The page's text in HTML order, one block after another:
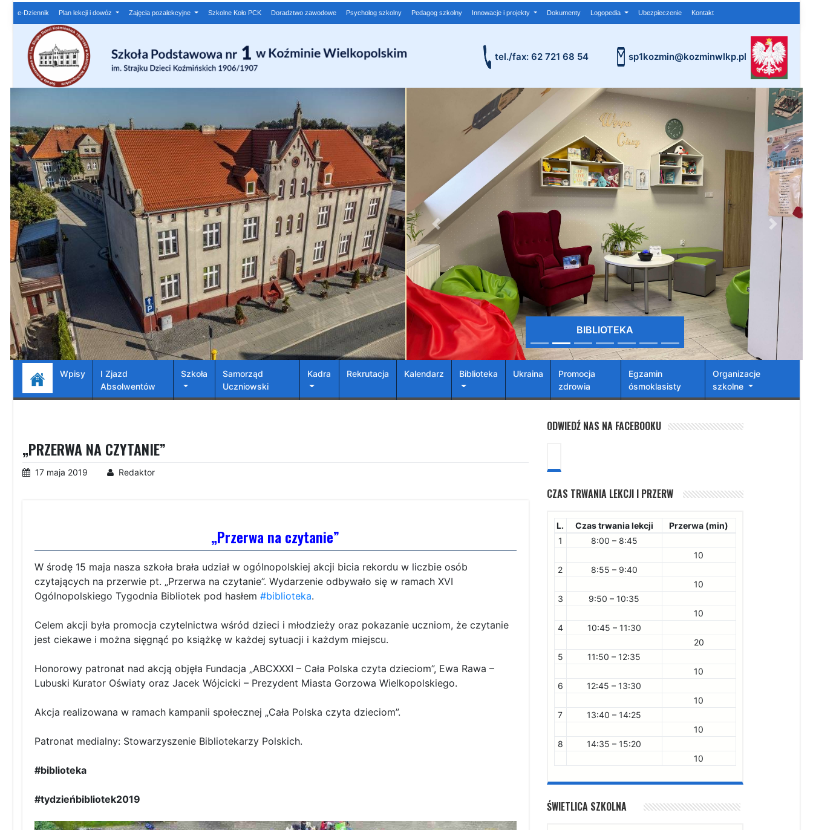
e-Dziennik Plan lekcji i dowóz Zajęcia pozalekcyjne Szkolne Koło PCK Doradztwo zawodowe Psycholog szkolny Pedagog szkolny Innowacje i projekty Dokumenty Logopedia Ubezpieczenie Kontakt
tel./fax: 62 721 68 54 sp1kozmin@kozminwlkp.pl
BIBLIOTEKA
Wpisy
I Zjazd
Absolwentów
Szkoła
Samorząd
Uczniowski
Kadra Rekrutacja Kalendarz Biblioteka Ukraina
Promocja
zdrowia
Egzamin
ósmoklasisty
Organizacje
szkolne
„PRZERWA NA CZYTANIE”
17 maja 2019 Redaktor
„Przerwa na czytanie”
W środę 15 maja nasza szkoła brała udział w ogólnopolskiej akcji bicia rekordu w liczbie osób
czytających na przerwie pt. „Przerwa na czytanie”. Wydarzenie odbywało się w ramach XVI
Ogólnopolskiego Tygodnia Bibliotek pod hasłem #biblioteka.
Celem akcji była promocja czytelnictwa wśród dzieci i młodzieży oraz pokazanie uczniom, że czytanie
jest ciekawe i można sięgnąć po książkę w każdej sytuacji i każdym miejscu.
Honorowy patronat nad akcją objęła Fundacja „ABCXXXI – Cała Polska czyta dzieciom”, Ewa Rawa –
Lubuski Kurator Oświaty oraz Jacek Wójcicki – Prezydent Miasta Gorzowa Wielkopolskiego.
Akcja realizowana w ramach kampanii społecznej „Cała Polska czyta dzieciom”.
Patronat medialny: Stowarzyszenie Bibliotekarzy Polskich.
#biblioteka
#tydzieńbibliotek2019
ODWIEDŹ NAS NA FACEBOOKU
CZAS TRWANIA LEKCJI I PRZERW
L. Czas trwania lekcji
Przerwa (min)
1
8:00 – 8:45
10
2
8:55 – 9:40
10
3
9:50 – 10:35
10
4
10:45 – 11:30
20
5
11:50 – 12:35
10
6
12:45 – 13:30
10
7
13:40 – 14:25
10
8
14:35 – 15:20
10
ŚWIETLICA SZKOLNA